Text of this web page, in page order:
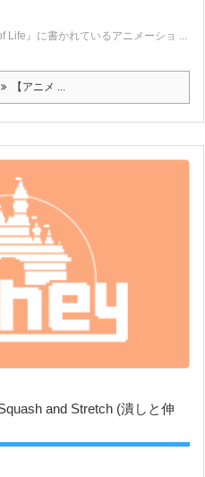
Life』に書かれているアニメーショ ...
【アニメ ...
and Stretch (潰しと伸